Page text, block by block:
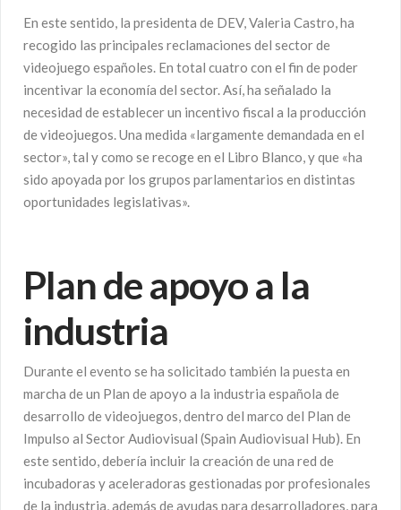
En este sentido, la presidenta de DEV, Valeria Castro, ha
recogido las principales reclamaciones del sector de
videojuego españoles. En total cuatro con el fin de poder
incentivar la economía del sector. Así, ha señalado la
necesidad de establecer un incentivo fiscal a la producción
de videojuegos. Una medida «largamente demandada en el
sector», tal y como se recoge en el Libro Blanco, y que «ha
sido apoyada por los grupos parlamentarios en distintas
oportunidades legislativas».
Plan de apoyo a la
industria
Durante el evento se ha solicitado también la puesta en
marcha de un Plan de apoyo a la industria española de
desarrollo de videojuegos, dentro del marco del Plan de
Impulso al Sector Audiovisual (Spain Audiovisual Hub). En
este sentido, debería incluir la creación de una red de
incubadoras y aceleradoras gestionadas por profesionales
de la industria, además de ayudas para desarrolladores, para